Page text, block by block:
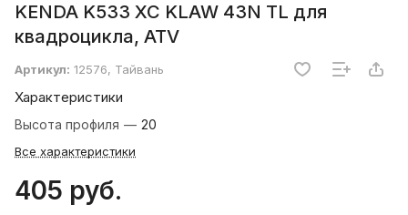
KENDA K533 XC KLAW 43N TL для
квадроцикла, ATV
Артикул: 12576, Тайвань
Характеристики
Высота профиля — 20
Все характеристики
405 руб.